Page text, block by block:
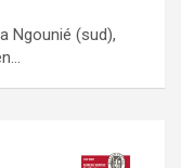
Ngounié (sud),